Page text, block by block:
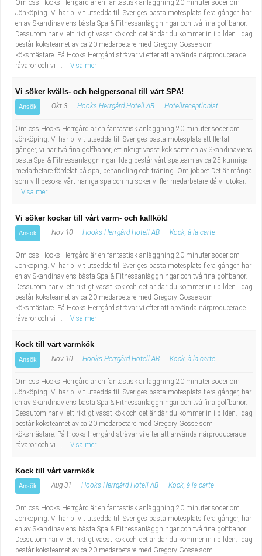
Om oss Hooks Herrgård är en fantastisk anläggning 20 minuter söder om
Jönköping. Vi har blivit utsedda till Sveriges bästa mötesplats flera gånger, har
en av Skandinaviens bästa Spa & Fitnessanläggningar och två fina golfbanor.
Dessutom har vi ett riktigt vasst kök och det är där du kommer in i bilden. Idag
består köksteamet av ca 20 medarbetare med Gregory Gosse som
köksmästare. På Hooks Herrgård strävar vi efter att använda närproducerade
råvaror och vi ...
Visa mer
Vi söker kvälls- och helgpersonal till vårt SPA!
Ansök Okt 3 Hooks Herrgård Hotell AB Hotellreceptionist
Om oss Hooks Herrgård är en fantastisk anläggning 20 minuter söder om
Jönköping. Vi har blivit utsedda till Sveriges bästa mötesplats ett flertal
gånger, vi har två fina golfbanor, ett riktigt vasst kök samt en av Skandinaviens
bästa Spa & Fitnessanläggningar. Idag består vårt spateam av ca 25 kunniga
medarbetare fördelat på spa, behandling och träning. Om jobbet Det är många
som vill besöka vårt härliga spa och nu söker vi fler medarbetare då vi utökar...
Visa mer
Vi söker kockar till vårt varm- och kallkök!
Ansök Nov 10 Hooks Herrgård Hotell AB Kock, à la carte
Om oss Hooks Herrgård är en fantastisk anläggning 20 minuter söder om
Jönköping. Vi har blivit utsedda till Sveriges bästa mötesplats flera gånger, har
en av Skandinaviens bästa Spa & Fitnessanläggningar och två fina golfbanor.
Dessutom har vi ett riktigt vasst kök och det är där du kommer in i bilden. Idag
består köksteamet av ca 20 medarbetare med Gregory Gosse som
köksmästare. På Hooks Herrgård strävar vi efter att använda närproducerade
råvaror och vi ...
Visa mer
Kock till vårt varmkök
Ansök Nov 10 Hooks Herrgård Hotell AB Kock, à la carte
Om oss Hooks Herrgård är en fantastisk anläggning 20 minuter söder om
Jönköping. Vi har blivit utsedda till Sveriges bästa mötesplats flera gånger, har
en av Skandinaviens bästa Spa & Fitnessanläggningar och två fina golfbanor.
Dessutom har vi ett riktigt vasst kök och det är där du kommer in i bilden. Idag
består köksteamet av ca 20 medarbetare med Gregory Gosse som
köksmästare. På Hooks Herrgård strävar vi efter att använda närproducerade
råvaror och vi ...
Visa mer
Kock till vårt varmkök
Ansök Aug 31 Hooks Herrgård Hotell AB Kock, à la carte
Om oss Hooks Herrgård är en fantastisk anläggning 20 minuter söder om
Jönköping. Vi har blivit utsedda till Sveriges bästa mötesplats flera gånger, har
en av Skandinaviens bästa Spa & Fitnessanläggningar och två fina golfbanor.
Dessutom har vi ett riktigt vasst kök och det är där du kommer in i bilden. Idag
består köksteamet av ca 20 medarbetare med Gregory Gosse som